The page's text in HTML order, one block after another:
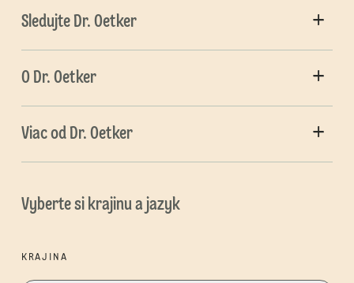
Sledujte Dr. Oetker
O Dr. Oetker
Viac od Dr. Oetker
Vyberte si krajinu a jazyk
KRAJINA